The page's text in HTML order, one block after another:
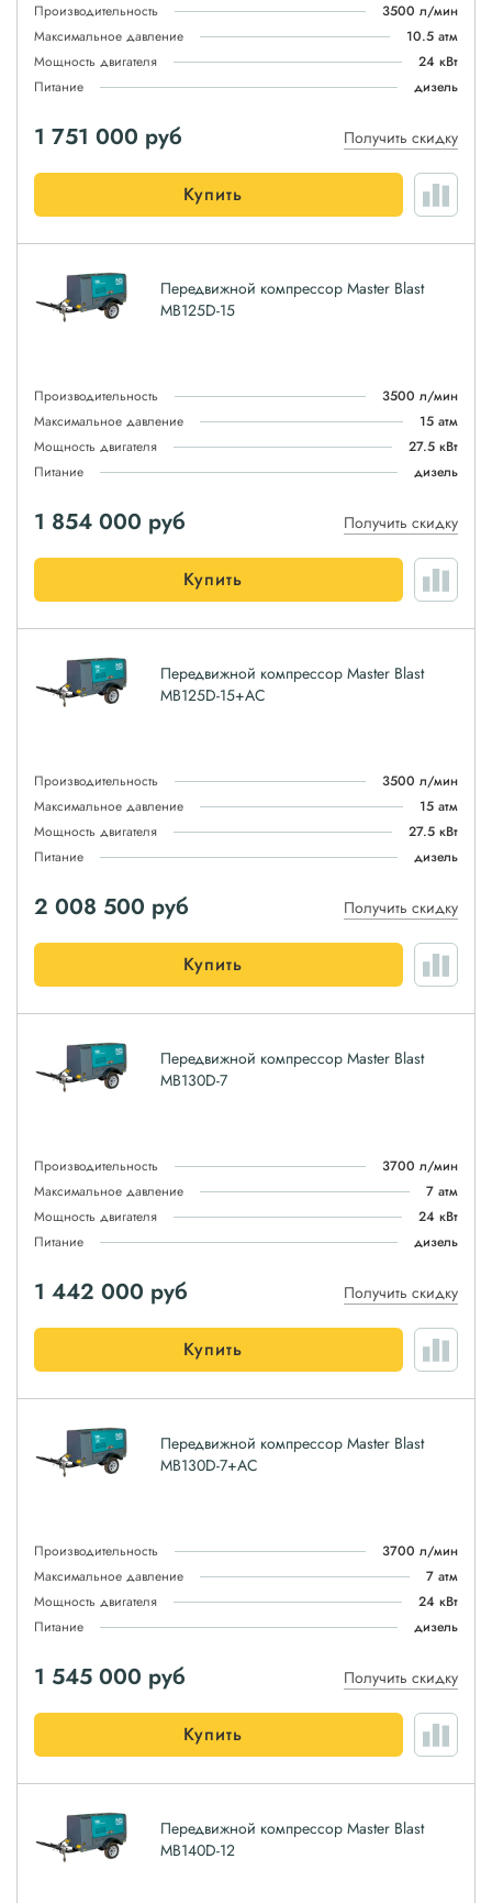
Производительность
3500 л/мин
Максимальное давление
10.5 атм
Мощность двигателя
24 кВт
Питание
дизель
1 751 000 руб Получить скидку
Купить
Передвижной компрессор Master Blast
MB125D-15
Производительность
3500 л/мин
Максимальное давление
15 атм
Мощность двигателя
27.5 кВт
Питание
дизель
1 854 000 руб Получить скидку
Купить
Передвижной компрессор Master Blast
MB125D-15+AC
Производительность
3500 л/мин
Максимальное давление
15 атм
Мощность двигателя
27.5 кВт
Питание
дизель
2 008 500 руб Получить скидку
Купить
Передвижной компрессор Master Blast
MB130D-7
Производительность
3700 л/мин
Максимальное давление
7 атм
Мощность двигателя
24 кВт
Питание
дизель
1 442 000 руб Получить скидку
Купить
Передвижной компрессор Master Blast
MB130D-7+AC
Производительность
3700 л/мин
Максимальное давление
7 атм
Мощность двигателя
24 кВт
Питание
дизель
1 545 000 руб Получить скидку
Купить
Передвижной компрессор Master Blast
MB140D-12